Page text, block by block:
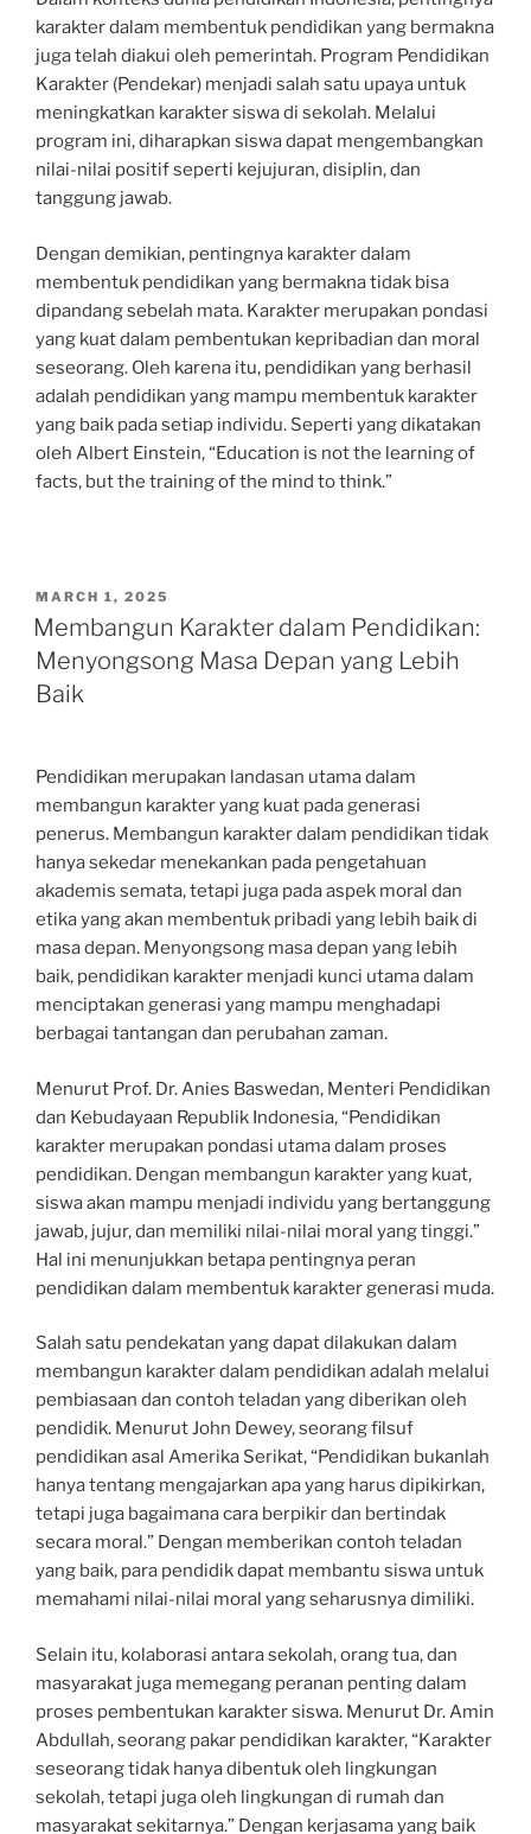
karakter dalam membentuk pendidikan yang bermakna
juga telah diakui oleh pemerintah. Program Pendidikan
Karakter (Pendekar) menjadi salah satu upaya untuk
meningkatkan karakter siswa di sekolah. Melalui
program ini, diharapkan siswa dapat mengembangkan
nilai-nilai positif seperti kejujuran, disiplin, dan
tanggung jawab.
Dengan demikian, pentingnya karakter dalam
membentuk pendidikan yang bermakna tidak bisa
dipandang sebelah mata. Karakter merupakan pondasi
yang kuat dalam pembentukan kepribadian dan moral
seseorang. Oleh karena itu, pendidikan yang berhasil
adalah pendidikan yang mampu membentuk karakter
yang baik pada setiap individu. Seperti yang dikatakan
oleh Albert Einstein, “Education is not the learning of
facts, but the training of the mind to think.”
POSTED
ON
MARCH 1, 2025
Membangun Karakter dalam Pendidikan:
Menyongsong Masa Depan yang Lebih
Baik
Pendidikan merupakan landasan utama dalam
membangun karakter yang kuat pada generasi
penerus. Membangun karakter dalam pendidikan tidak
hanya sekedar menekankan pada pengetahuan
akademis semata, tetapi juga pada aspek moral dan
etika yang akan membentuk pribadi yang lebih baik di
masa depan. Menyongsong masa depan yang lebih
baik, pendidikan karakter menjadi kunci utama dalam
menciptakan generasi yang mampu menghadapi
berbagai tantangan dan perubahan zaman.
Menurut Prof. Dr. Anies Baswedan, Menteri Pendidikan
dan Kebudayaan Republik Indonesia, “Pendidikan
karakter merupakan pondasi utama dalam proses
pendidikan. Dengan membangun karakter yang kuat,
siswa akan mampu menjadi individu yang bertanggung
jawab, jujur, dan memiliki nilai-nilai moral yang tinggi.”
Hal ini menunjukkan betapa pentingnya peran
pendidikan dalam membentuk karakter generasi muda.
Salah satu pendekatan yang dapat dilakukan dalam
membangun karakter dalam pendidikan adalah melalui
pembiasaan dan contoh teladan yang diberikan oleh
pendidik. Menurut John Dewey, seorang filsuf
pendidikan asal Amerika Serikat, “Pendidikan bukanlah
hanya tentang mengajarkan apa yang harus dipikirkan,
tetapi juga bagaimana cara berpikir dan bertindak
secara moral.” Dengan memberikan contoh teladan
yang baik, para pendidik dapat membantu siswa untuk
memahami nilai-nilai moral yang seharusnya dimiliki.
Selain itu, kolaborasi antara sekolah, orang tua, dan
masyarakat juga memegang peranan penting dalam
proses pembentukan karakter siswa. Menurut Dr. Amin
Abdullah, seorang pakar pendidikan karakter, “Karakter
seseorang tidak hanya dibentuk oleh lingkungan
sekolah, tetapi juga oleh lingkungan di rumah dan
masyarakat sekitarnya.” Dengan kerjasama yang baik